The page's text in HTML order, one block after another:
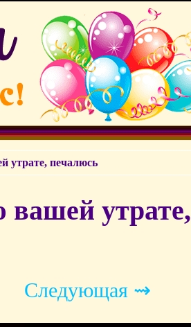
утрате, печалюсь
вашей утрате,
Следующая ⇝